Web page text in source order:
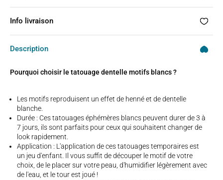
Info livraison
Description
Pourquoi choisir le tatouage dentelle motifs blancs ?
Les motifs reproduisent un effet de henné et de dentelle
blanche.
Durée : Ces tatouages éphémères blancs peuvent durer de 3 à
7 jours, ils sont parfaits pour ceux qui souhaitent changer de
look rapidement.
Application : L'application de ces tatouages temporaires est
un jeu d'enfant. Il vous suffit de découper le motif de votre
choix, de le placer sur votre peau, d'humidifier légèrement avec
de l'eau, et le tour est joué !